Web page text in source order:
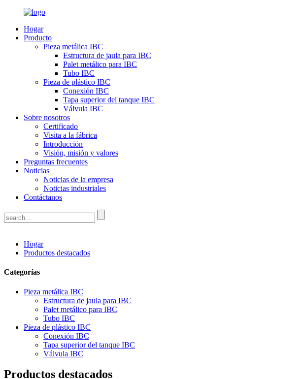
Hogar
Producto
Pieza metálica IBC
Estructura de jaula para IBC
Palet metálico para IBC
Tubo IBC
Pieza de plástico IBC
Conexión IBC
Tapa superior del tanque IBC
Válvula IBC
Sobre nosotros
Certificado
Visita a la fábrica
Introducción
Visión, misión y valores
Preguntas frecuentes
Noticias
Noticias de la empresa
Noticias industriales
Contáctanos
Hogar
Productos destacados
Categorías
Pieza metálica IBC
Estructura de jaula para IBC
Palet metálico para IBC
Tubo IBC
Pieza de plástico IBC
Conexión IBC
Tapa superior del tanque IBC
Válvula IBC
Productos destacados